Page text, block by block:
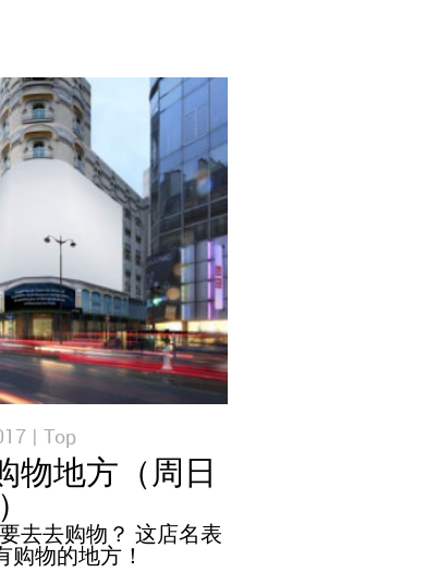
| Top
物地方（周日
去去购物？ 这店名表
物的地方！